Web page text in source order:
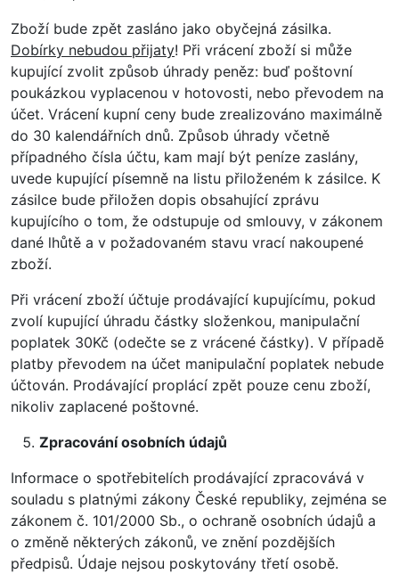
Zboží bude zpět zasláno jako obyčejná zásilka.
Dobírky nebudou přijaty! Při vrácení zboží si může
kupující zvolit způsob úhrady peněz: buď poštovní
poukázkou vyplacenou v hotovosti, nebo převodem na
účet. Vrácení kupní ceny bude zrealizováno maximálně
do 30 kalendářních dnů. Způsob úhrady včetně
případného čísla účtu, kam mají být peníze zaslány,
uvede kupující písemně na listu přiloženém k zásilce. K
zásilce bude přiložen dopis obsahující zprávu
kupujícího o tom, že odstupuje od smlouvy, v zákonem
dané lhůtě a v požadovaném stavu vrací nakoupené
zboží.
Při vrácení zboží účtuje prodávající kupujícímu, pokud
zvolí kupující úhradu částky složenkou, manipulační
poplatek 30Kč (odečte se z vrácené částky). V případě
platby převodem na účet manipulační poplatek nebude
účtován. Prodávající proplácí zpět pouze cenu zboží,
nikoliv zaplacené poštovné.
Zpracování osobních údajů
Informace o spotřebitelích prodávající zpracovává v
souladu s platnými zákony České republiky, zejména se
zákonem č. 101/2000 Sb., o ochraně osobních údajů a
o změně některých zákonů, ve znění pozdějších
předpisů. Údaje nejsou poskytovány třetí osobě.